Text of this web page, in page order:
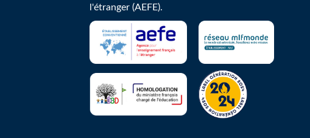
l'étranger (AEFE).